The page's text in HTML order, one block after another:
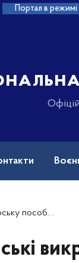
Портал в режимі
бойовиків